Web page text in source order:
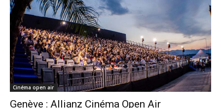
Cinéma open air
Genève : Allianz Cinéma Open Air